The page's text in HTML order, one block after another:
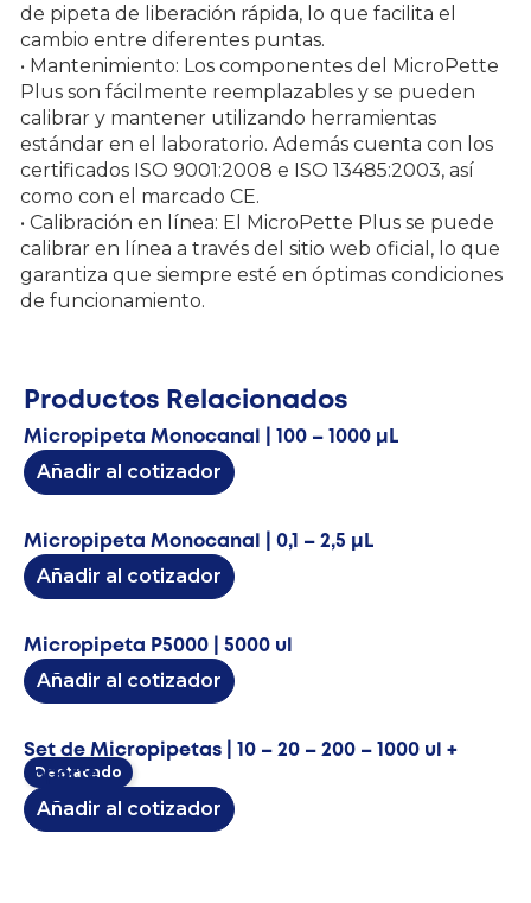
de pipeta de liberación rápida, lo que facilita el
cambio entre diferentes puntas.
• Mantenimiento: Los componentes del MicroPette
Plus son fácilmente reemplazables y se pueden
calibrar y mantener utilizando herramientas
estándar en el laboratorio. Además cuenta con los
certificados ISO 9001:2008 e ISO 13485:2003, así
como con el marcado CE.
• Calibración en línea: El MicroPette Plus se puede
calibrar en línea a través del sitio web oficial, lo que
garantiza que siempre esté en óptimas condiciones
de funcionamiento.
Productos Relacionados
Micropipeta Monocanal | 100 – 1000 μL
Añadir al cotizador
Micropipeta Monocanal | 0,1 – 2,5 μL
Añadir al cotizador
Micropipeta P5000 | 5000 ul
Añadir al cotizador
Destacado
Set de Micropipetas | 10 – 20 – 200 – 1000 ul +
soporte
Añadir al cotizador